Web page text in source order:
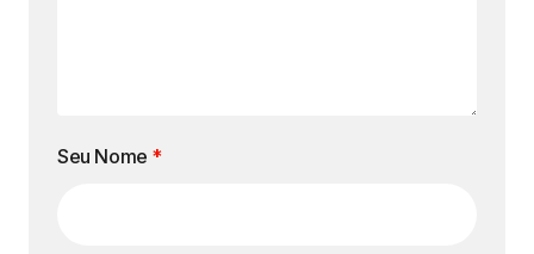
Seu Nome *